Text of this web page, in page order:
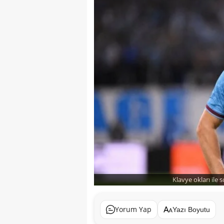
Klavye okları ile
Yorum Yap Yazı Boyutu